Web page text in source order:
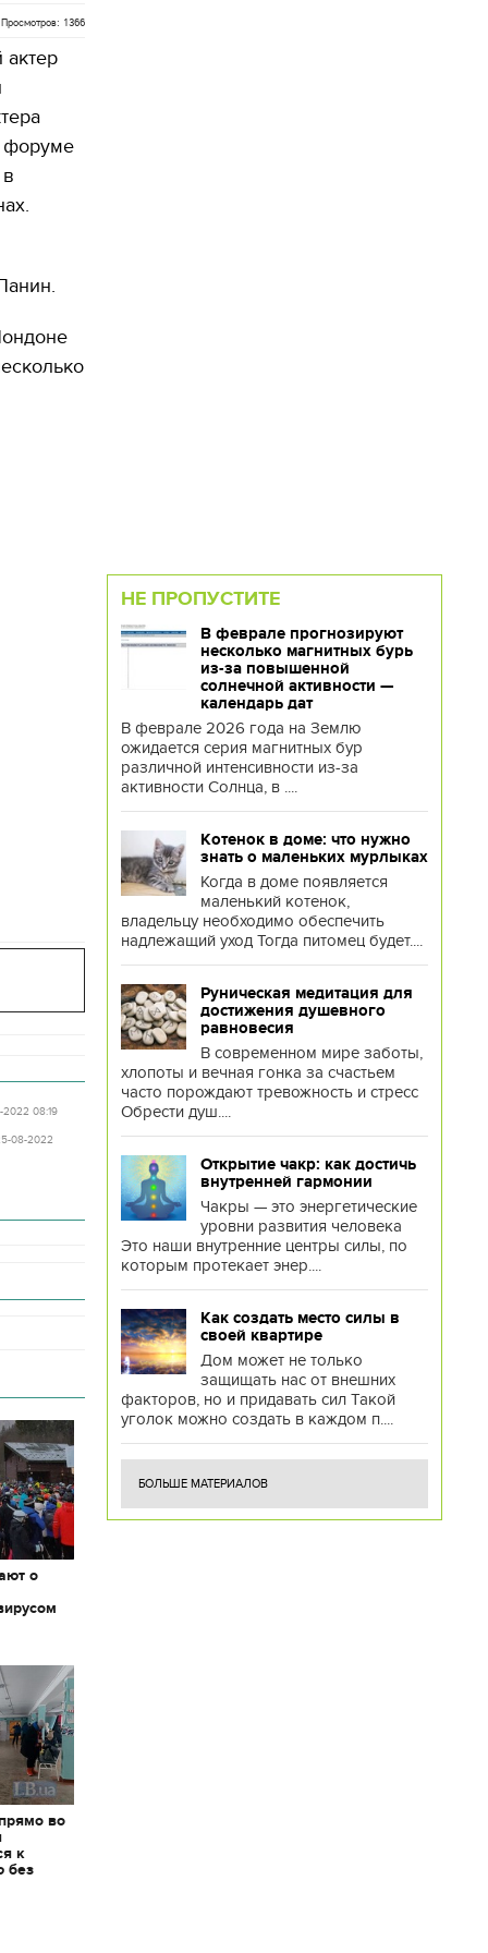
Просмотров: 1366
актер
форуме
2022 08:19
08-2022
о
во
к
без
НЕ ПРОПУСТИТЕ
В феврале прогнозируют
несколько магнитных бурь
из-за повышенной
солнечной активности —
календарь дат
В феврале 2026 года на Землю
ожидается серия магнитных бур
различной интенсивности из-за
активности Солнца, в ....
Котенок в доме: что нужно
знать о маленьких мурлыках
Когда в доме появляется
маленький котенок,
владельцу необходимо обеспечить
надлежащий уход Тогда питомец будет....
Руническая медитация для
достижения душевного
равновесия
В современном мире заботы,
хлопоты и вечная гонка за счастьем
часто порождают тревожность и стресс
Обрести душ....
Открытие чакр: как достичь
внутренней гармонии
Чакры — это энергетические
уровни развития человека
Это наши внутренние центры силы, по
которым протекает энер....
Как создать место силы в
своей квартире
Дом может не только
защищать нас от внешних
факторов, но и придавать сил Такой
уголок можно создать в каждом п....
БОЛЬШЕ МАТЕРИАЛОВ